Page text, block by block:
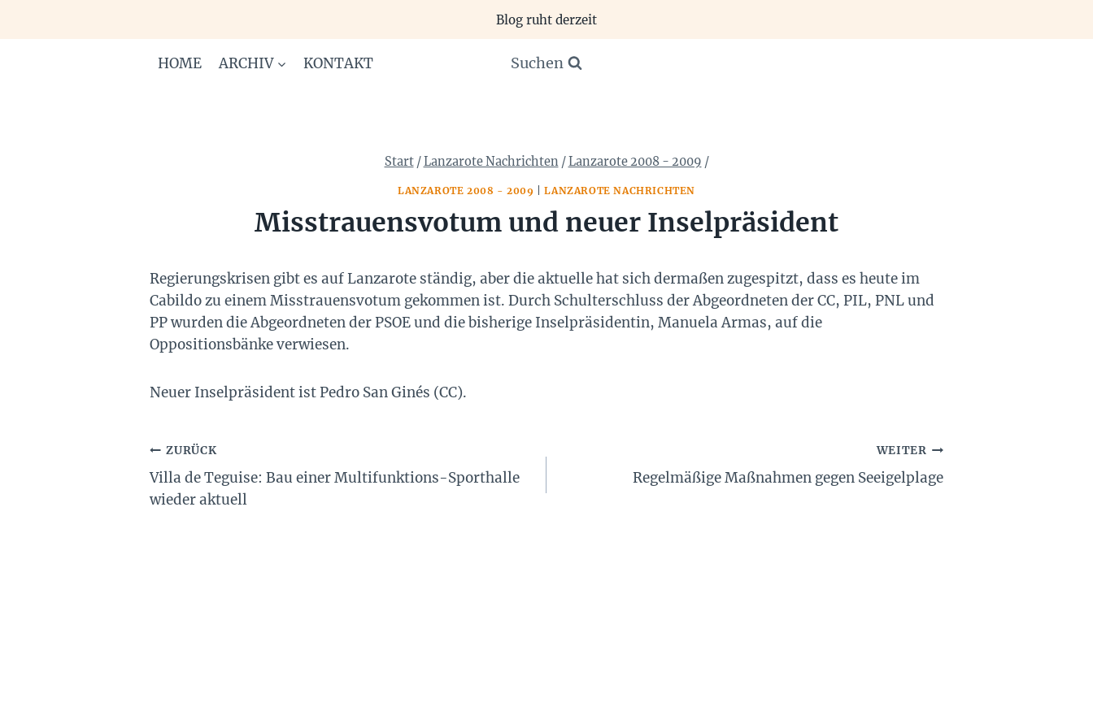
Blog ruht derzeit
HOME ARCHIV KONTAKT Suchen
Start /Lanzarote Nachrichten /Lanzarote 2008 - 2009 /
LANZAROTE 2008 - 2009 |LANZAROTE NACHRICHTEN
Misstrauensvotum und neuer Inselpräsident
Regierungskrisen gibt es auf Lanzarote ständig, aber die aktuelle hat sich dermaßen zugespitzt, dass es heute im
Cabildo zu einem Misstrauensvotum gekommen ist. Durch Schulterschluss der Abgeordneten der CC, PIL, PNL und
PP wurden die Abgeordneten der PSOE und die bisherige Inselpräsidentin, Manuela Armas, auf die
Oppositionsbänke verwiesen.
Neuer Inselpräsident ist Pedro San Ginés (CC).
Beitragsnavigation
ZURÜCK
Villa de Teguise: Bau einer Multifunktions-Sporthalle
wieder aktuell
WEITER
Regelmäßige Maßnahmen gegen Seeigelplage